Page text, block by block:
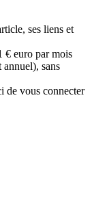
ses liens et
€ euro par mois
annuel), sans
de vous connecter